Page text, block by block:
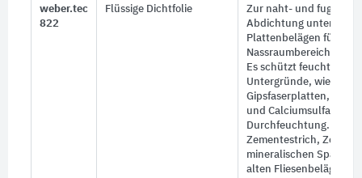
weber.tec
822
Flüssige Dichtfolie
Zur naht- und
Abdichtung unter
Plattenbelägen für
Nassraumbereiche im
Es schützt
Untergründe, wie z.B.
Gipsfaserplatten,
und
Durchfeuchtung. Auch
Zementestrich,
mineralischen
alten Fliesenbelägen